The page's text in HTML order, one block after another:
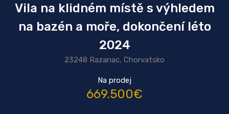
Vila na klidném místě s výhledem
na bazén a moře, dokončení léto
2024
23248 Razanac, Chorvatsko
Na prodej
669.500€